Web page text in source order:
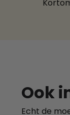
Ook
Echt de